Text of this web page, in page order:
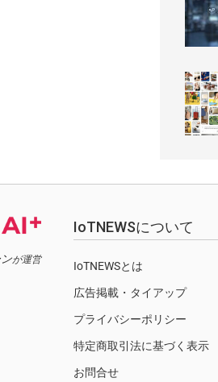
が運営
IoTNEWSについて
IoTNEWSとは
広告掲載・タイアップ
プライバシーポリシー
特定商取引法に基づく表示
お問合せ